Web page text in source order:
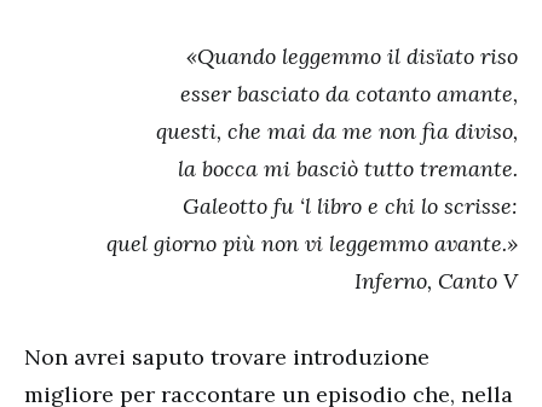
«Quando leggemmo il disïato riso
esser basciato da cotanto amante,
questi, che mai da me non fia diviso,
la bocca mi basciò tutto tremante.
Galeotto fu ‘l libro e chi lo scrisse:
quel giorno più non vi leggemmo avante.»
Inferno, Canto V
Non avrei saputo trovare introduzione
migliore per raccontare un episodio che, nella